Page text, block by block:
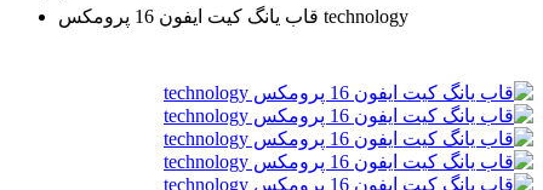
قاب یانگ کیت ایفون 16 پرومکس technology